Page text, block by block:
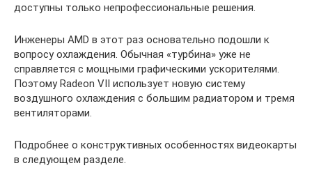
доступны только непрофессиональные решения.
Инженеры AMD в этот раз основательно подошли к
вопросу охлаждения. Обычная «турбина» уже не
справляется с мощными графическими ускорителями.
Поэтому Radeon VII использует новую систему
воздушного охлаждения с большим радиатором и тремя
вентиляторами.
Подробнее о конструктивных особенностях видеокарты
в следующем разделе.